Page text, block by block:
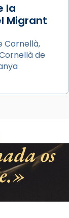
Iluro.
la
Migrant
Cornellà,
de
os